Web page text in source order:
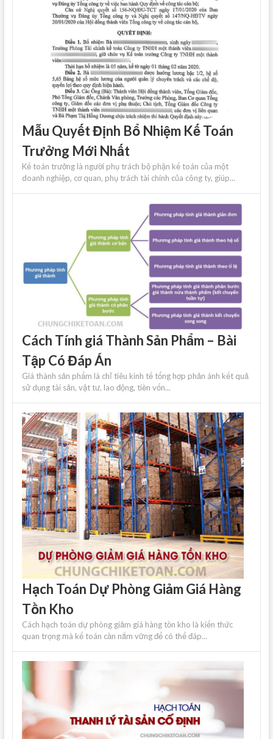
Mẫu Quyết Định Bổ Nhiệm Kế Toán
Trưởng Mới Nhất
Kế toán trưởng là người phụ trách bộ phận kế toán của một
doanh nghiệp, cơ quan, phụ trách tài chính của công ty, giúp...
Cách Tính giá Thành Sản Phẩm – Bài
Tập Có Đáp Án
Giá thành sản phẩm là chỉ tiêu kinh tế tổng hợp phản ánh kết quả
sử dụng tài sản, vật tư, lao động, tiền vốn...
Hạch Toán Dự Phòng Giảm Giá Hàng
Tồn Kho
Cách hạch toán dự phòng giảm giá hàng tồn kho là kiến ​​thức
quan trọng mà kế toán cần nắm vững để có thể đáp...